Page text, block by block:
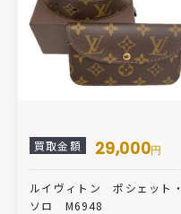
買取金額 29,000円
ルイヴィトン ポシェット・
ソロ M6948